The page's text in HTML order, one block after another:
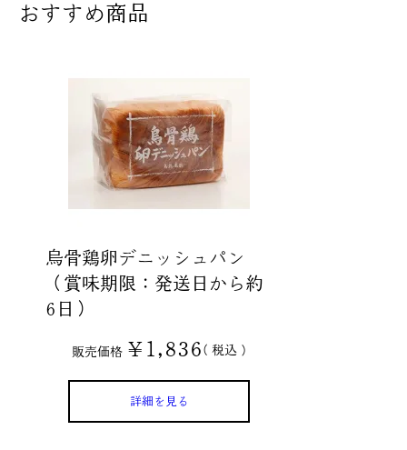
おすすめ商品
烏骨鶏卵デニッシュパン
（賞味期限：発送日から約
6日）
販売価格 ¥ 1,836 税込
詳細を見る